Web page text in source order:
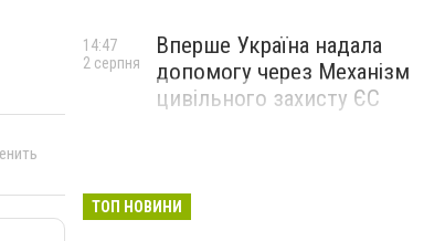
Вперше Україна надала
допомогу через Механізм
цивільного захисту ЄС
14:47
2 серпня
ТОП НОВИНИ